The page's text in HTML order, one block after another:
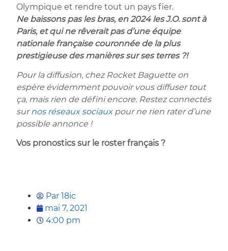
Olympique et rendre tout un pays fier.
Ne baissons pas les bras, en 2024 les J.O. sont à
Paris, et qui ne rêverait pas d’une équipe
nationale française couronnée de la plus
prestigieuse des manières sur ses terres ?!
Pour la diffusion, chez Rocket Baguette on
espère évidemment pouvoir vous diffuser tout
ça, mais rien de défini encore. Restez connectés
surnos réseaux sociauxpour ne rien rater d’une
possible annonce !
Vos pronostics sur le roster français ?
Par 18ic
mai 7, 2021
4:00 pm